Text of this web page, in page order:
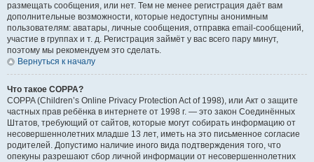
размещать сообщения, или нет. Тем не менее регистрация даёт вам
дополнительные возможности, которые недоступны анонимным
пользователям: аватары, личные сообщения, отправка email-сообщений,
участие в группах и т. д. Регистрация займёт у вас всего пару минут,
поэтому мы рекомендуем это сделать.
Вернуться к началу
Что такое COPPA?
COPPA (Children’s Online Privacy Protection Act of 1998), или Акт о защите
частных прав ребёнка в интернете от 1998 г. — это закон Соединённых
Штатов, требующий от сайтов, которые могут собирать информацию от
несовершеннолетних младше 13 лет, иметь на это письменное согласие
родителей. Допустимо наличие иного вида подтверждения того, что
опекуны разрешают сбор личной информации от несовершеннолетних